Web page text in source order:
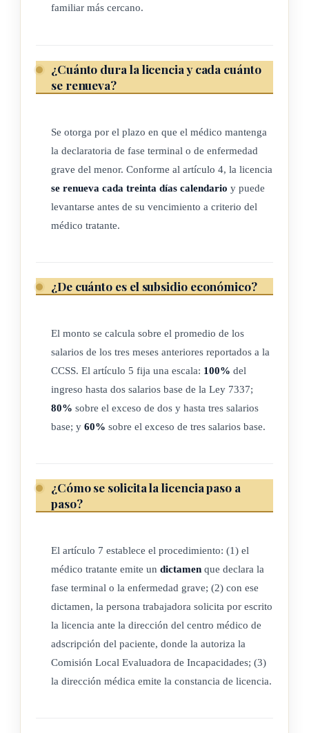
médico declare al paciente en fase terminal, o bien, por el que
determine el médico tratante que declare a las personas
menores de edad en condición de gravemente enfermas.
Durante este lapso, la licencia se renovará cada treinta días
calendario y podrá ser levantada antes de su vencimiento, a
interés superior del niño, la niña y el adolescente en el
N° 9470 del 22 de agosto del 2017)
ARTÍCULO 5
Caja Costarricense de Seguro Social, durante los tres meses
inmediatamente anteriores a la licencia. El promedio de
correspondiente a períodos anteriores al indicado. El monto
del subsidio, en colones, será el siguiente:
a) Hasta dos salarios base establecidos según la Ley N º
7337, de 5 mayo de 1993, percibirán el cien por ciento
(100%) del promedio del ingreso.
b) Sobre el exceso de dos salarios y hasta tres salarios base
establecidos según la Ley N º 7337, de 5 mayo de 1993,
familiar más cercano.
¿Cuánto dura la licencia y cada cuánto
se renueva?
Se otorga por el plazo en que el médico mantenga
la declaratoria de fase terminal o de enfermedad
grave del menor. Conforme al artículo 4, la licencia
se renueva cada treinta días calendario y puede
levantarse antes de su vencimiento a criterio del
médico tratante.
¿De cuánto es el subsidio económico?
El monto se calcula sobre el promedio de los
salarios de los tres meses anteriores reportados a la
CCSS. El artículo 5 fija una escala: 100% del
ingreso hasta dos salarios base de la Ley 7337;
80% sobre el exceso de dos y hasta tres salarios
base; y 60% sobre el exceso de tres salarios base.
¿Cómo se solicita la licencia paso a
paso?
El artículo 7 establece el procedimiento: (1) el
médico tratante emite un dictamen que declara la
fase terminal o la enfermedad grave; (2) con ese
dictamen, la persona trabajadora solicita por escrito
la licencia ante la dirección del centro médico de
adscripción del paciente, donde la autoriza la
Comisión Local Evaluadora de Incapacidades; (3)
la dirección médica emite la constancia de licencia.